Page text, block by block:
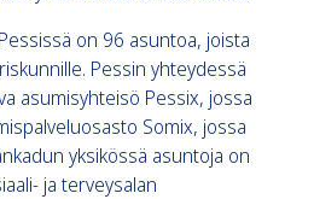
on 96 asuntoa, joista
Pessin yhteydessä
asumisyhteisö Pessix, jossa
Somix, jossa
yksikössä asuntoja on
ja terveysalan